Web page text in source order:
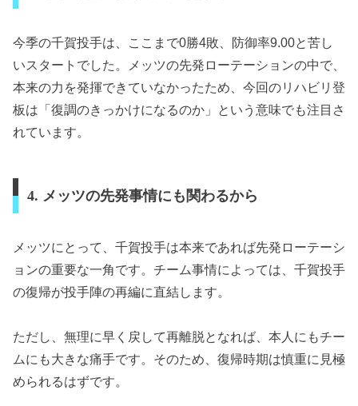
今季の千賀投手は、ここまで0勝4敗、防御率9.00と苦し
いスタートでした。メッツの先発ローテーションの中で、
本来の力を発揮できていなかったため、今回のリハビリ登
板は「復調のきっかけになるのか」という意味でも注目さ
れています。
4. メッツの先発事情にも関わるから
メッツにとって、千賀投手は本来であれば先発ローテーシ
ョンの重要な一角です。チーム事情によっては、千賀投手
の復帰が投手陣の再編に直結します。
ただし、無理に早く戻して再離脱となれば、本人にもチー
ムにも大きな痛手です。そのため、復帰時期は慎重に見極
められるはずです。